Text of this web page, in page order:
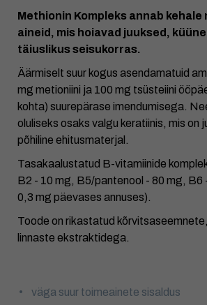
Methionin Kompleks annab kehale
aineid, mis hoiavad juuksed,
täiuslikus seisukorras.
Äärmiselt suur kogus asendamatuid
mg metioniini ja 100 mg tsüsteiini
kohta) suurepärase imendumisega.
oluliseks osaks valgu keratiinis, mis on
põhiline ehitusmaterjal.
Tasakaalustatud B-vitamiinide
B2 - 10 mg, B5/pantenool - 80 mg, B6
0,3 mg päevases annuses).
Toode on rikastatud
linnaste ekstraktidega.
väga suur toimeainete sisaldus